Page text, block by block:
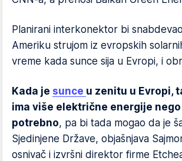
Planirani interkonektor bi
Ameriku strujom iz evropskih
vreme kada sunce sija u Evropi, i
Kada je sunce u zenitu u Evropi,
ima više električne energije nego
potrebno, pa bi tada mogao da je
Sjedinjene Države, objašnjava
osnivač i izvršni direktor firme